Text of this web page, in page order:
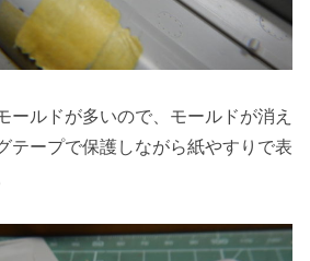
ールドが多いので、モールドが消え
テープで保護しながら紙やすりで表